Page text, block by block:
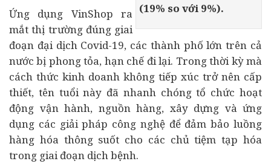
(19% so với 9%).
Ứng dụng VinShop ra
mắt thị trường đúng giai
đoạn đại dịch Covid-19, các thành phố lớn trên cả
nước bị phong tỏa, hạn chế đi lại. Trong thời kỳ mà
cách thức kinh doanh không tiếp xúc trở nên cấp
thiết, tên tuổi này đã nhanh chóng tổ chức hoạt
động vận hành, nguồn hàng, xây dựng và ứng
dụng các giải pháp công nghệ để đảm bảo luồng
hàng hóa thông suốt cho các chủ tiệm tạp hóa
trong giai đoạn dịch bệnh.